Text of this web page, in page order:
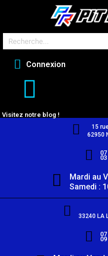
Connexion
Visitez notre blog !
15
62950
Mardi au
Samedi :
33240 LA